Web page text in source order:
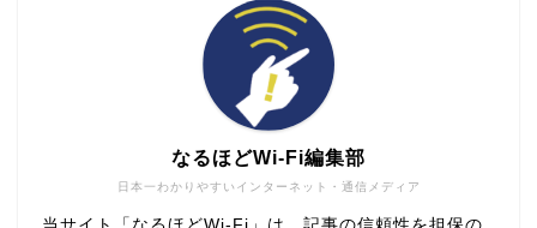
日本一わかりやすいインターネット・通信メディア
なるほどWi-Fi編集部